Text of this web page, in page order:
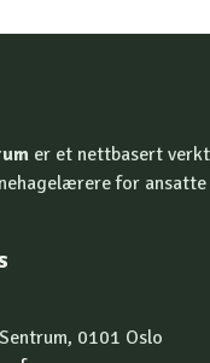
er et nettbasert
for ansatte
0101 Oslo